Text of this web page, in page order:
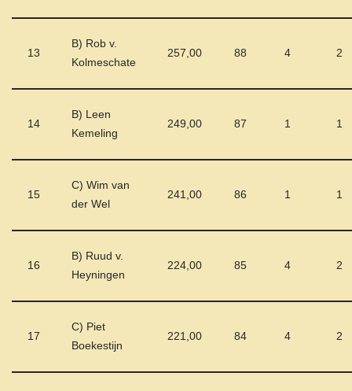
13
B) Rob v.
Kolmeschate
257,00 88 4 2
14
B) Leen
Kemeling
249,00 87 1 1
15
C) Wim van
der Wel
241,00 86 1 1
16
B) Ruud v.
Heyningen
224,00 85 4 2
17
C) Piet
Boekestijn
221,00 84 4 2